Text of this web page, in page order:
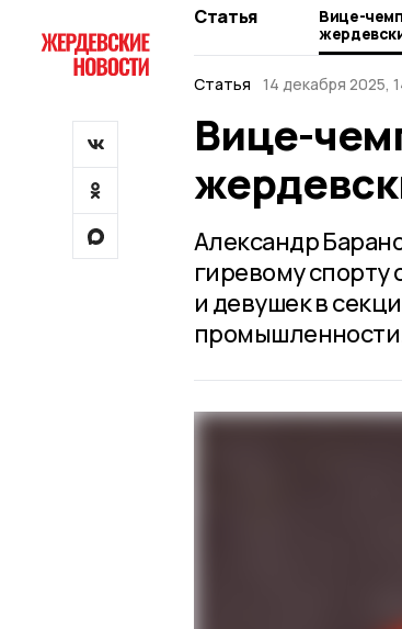
Статья
Вице-
Статья 14 декабря 2025,
Вице-
Александр
гиревому спорту
и девушек в